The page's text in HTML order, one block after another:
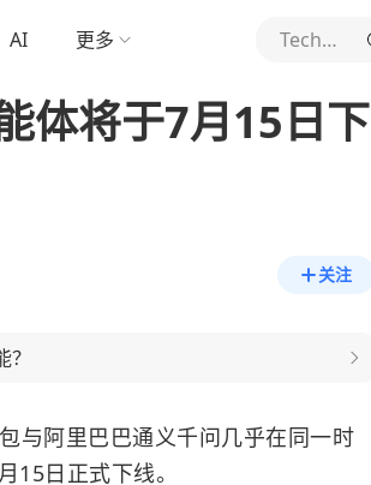
AI 更多 TechWeb
体将于7月15日下
关注
与阿里巴巴通义千问几乎在同一时
15日正式下线。